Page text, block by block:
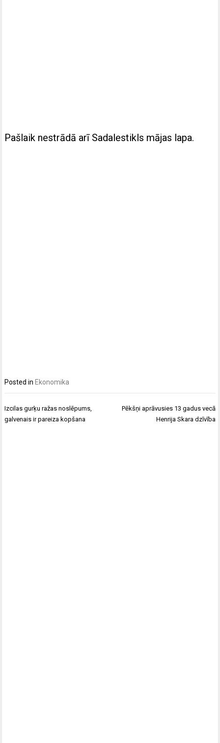
Pašlaik nestrādā arī Sadalestikls mājas lapa.
Posted in Ekonomika
Post
navigation
Izcilas gurķu ražas noslēpums,
galvenais ir pareiza kopšana
Pēkšņi aprāvusies 13 gadus vecā
Henrija Skara dzīvība